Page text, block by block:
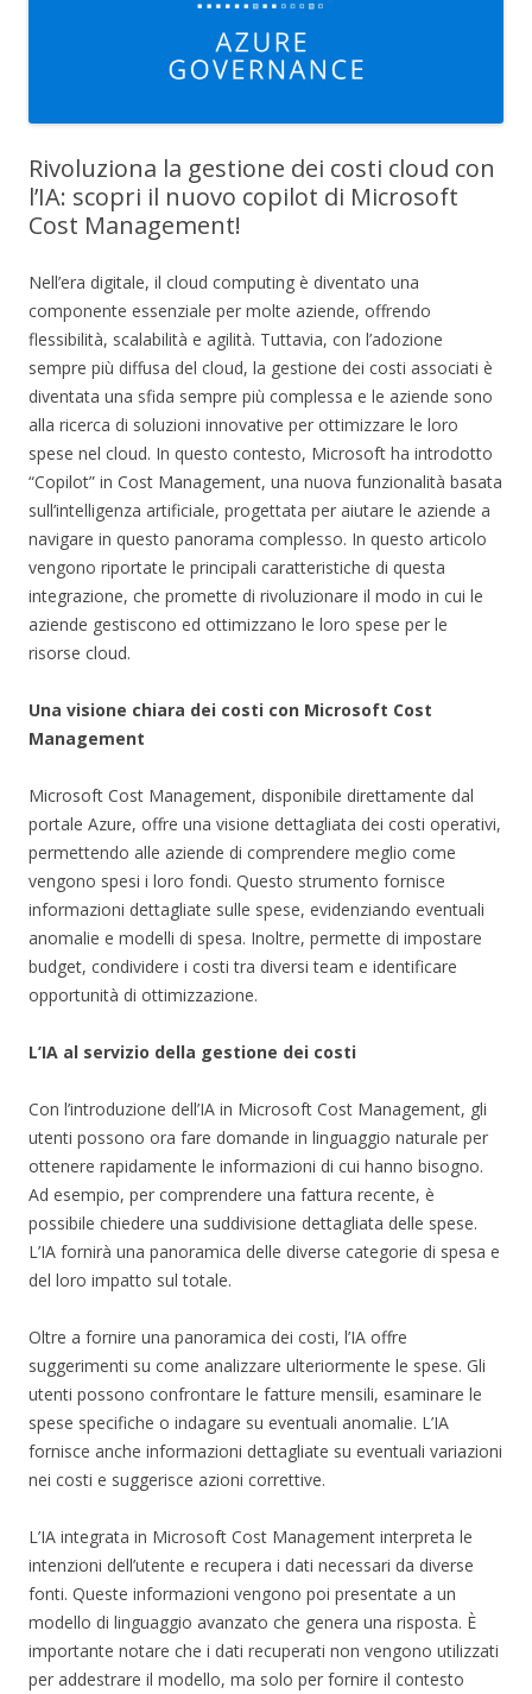
Rivoluziona la gestione dei costi cloud con
l’IA: scopri il nuovo copilot di Microsoft
Cost Management!
Nell’era digitale, il cloud computing è diventato una
componente essenziale per molte aziende, offrendo
flessibilità, scalabilità e agilità. Tuttavia, con l’adozione
sempre più diffusa del cloud, la gestione dei costi associati è
diventata una sfida sempre più complessa e le aziende sono
alla ricerca di soluzioni innovative per ottimizzare le loro
spese nel cloud. In questo contesto, Microsoft ha introdotto
“Copilot” in Cost Management, una nuova funzionalità basata
sull’intelligenza artificiale, progettata per aiutare le aziende a
navigare in questo panorama complesso. In questo articolo
vengono riportate le principali caratteristiche di questa
integrazione, che promette di rivoluzionare il modo in cui le
aziende gestiscono ed ottimizzano le loro spese per le
risorse cloud.
Una visione chiara dei costi con Microsoft Cost
Management
Microsoft Cost Management, disponibile direttamente dal
portale Azure, offre una visione dettagliata dei costi operativi,
permettendo alle aziende di comprendere meglio come
vengono spesi i loro fondi. Questo strumento fornisce
informazioni dettagliate sulle spese, evidenziando eventuali
anomalie e modelli di spesa. Inoltre, permette di impostare
budget, condividere i costi tra diversi team e identificare
opportunità di ottimizzazione.
L’IA al servizio della gestione dei costi
Con l’introduzione dell’IA in Microsoft Cost Management, gli
utenti possono ora fare domande in linguaggio naturale per
ottenere rapidamente le informazioni di cui hanno bisogno.
Ad esempio, per comprendere una fattura recente, è
possibile chiedere una suddivisione dettagliata delle spese.
L’IA fornirà una panoramica delle diverse categorie di spesa e
del loro impatto sul totale.
Oltre a fornire una panoramica dei costi, l’IA offre
suggerimenti su come analizzare ulteriormente le spese. Gli
utenti possono confrontare le fatture mensili, esaminare le
spese specifiche o indagare su eventuali anomalie. L’IA
fornisce anche informazioni dettagliate su eventuali variazioni
nei costi e suggerisce azioni correttive.
L’IA integrata in Microsoft Cost Management interpreta le
intenzioni dell’utente e recupera i dati necessari da diverse
fonti. Queste informazioni vengono poi presentate a un
modello di linguaggio avanzato che genera una risposta. È
importante notare che i dati recuperati non vengono utilizzati
per addestrare il modello, ma solo per fornire il contesto